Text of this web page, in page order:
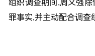
组织调查期间,周义强
罪事实,并主动配合调查